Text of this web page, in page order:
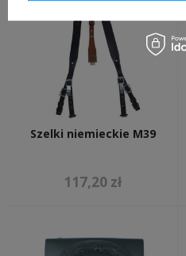
Szelki niemieckie M39
117,20 zł